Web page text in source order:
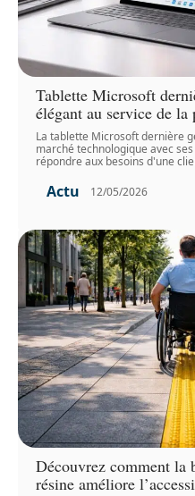
Tablette Microsoft
élégant au service de la
La tablette Microsoft dernière
marché technologique avec
répondre aux besoins d'une
Actu 12/05/2026
Découvrez comment la
résine améliore